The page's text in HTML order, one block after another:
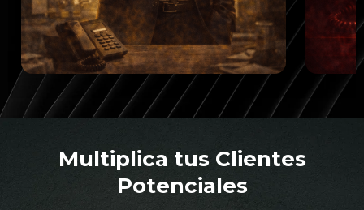
Multiplica tus Clientes
Potenciales